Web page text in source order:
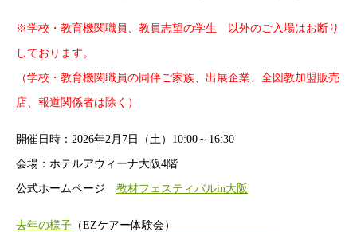
※学校・教育機関職員、教員志望の学生 以外のご入場はお断り
しております。
（学校・教育機関職員の同伴ご家族、出展企業、全図教加盟販売
店、報道関係者は除く）
開催日時：2026年2月7日（土）10:00～16:30
会場：ホテルアウィーナ大阪4階
公式ホームページ 教材フェスティバルin大阪
去年の様子 （EZケアー体験会）